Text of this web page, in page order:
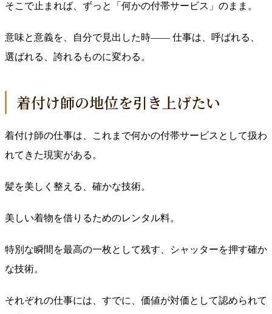
そこで止まれば、ずっと「何かの付帯サービス」のまま。
意味と意義を、自分で見出した時—— 仕事は、呼ばれる、
選ばれる、誇れるものに変わる。
着付け師の地位を引き上げたい
着付け師の仕事は、これまで何かの付帯サービスとして扱わ
れてきた現実がある。
髪を美しく整える、確かな技術。
美しい着物を借りるためのレンタル料。
特別な瞬間を最高の一枚として残す、シャッターを押す確か
な技術。
それぞれの仕事には、すでに、価値が対価として認められて